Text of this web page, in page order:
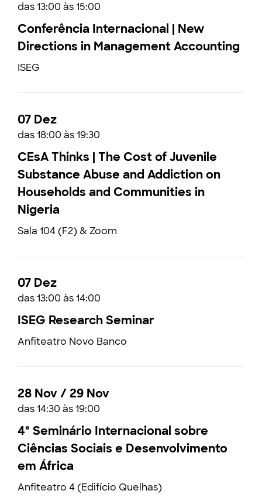
das 13:00 às 15:00
Conferência Internacional | New
Directions in Management Accounting
ISEG
07 Dez
das 18:00 às 19:30
CEsA Thinks | The Cost of Juvenile
Substance Abuse and Addiction on
Households and Communities in
Nigeria
Sala 104 (F2) & Zoom
07 Dez
das 13:00 às 14:00
ISEG Research Seminar
Anfiteatro Novo Banco
28 Nov / 29 Nov
das 14:30 às 19:00
4º Seminário Internacional sobre
Ciências Sociais e Desenvolvimento
em África
Anfiteatro 4 (Edifício Quelhas)